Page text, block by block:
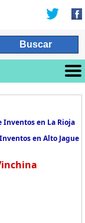
Inventos en La Rioja
en Alto Jague